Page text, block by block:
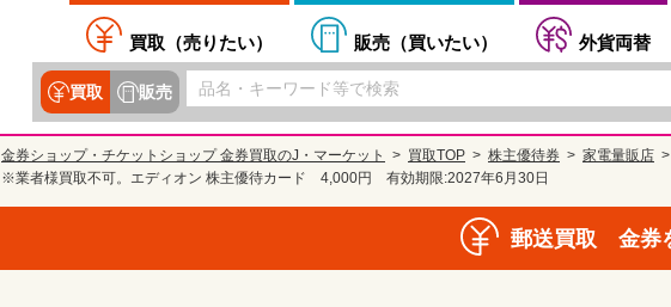
買取（売りたい） 販売（買いたい） 外貨両替
買取 販売
金券ショップ・チケットショップ 金券買取のJ・マーケット 買取TOP 株主優待券 家電量販店
※業者様買取不可。エディオン 株主優待カード 4,000円 有効期限:2027年6月30日
郵送買取 金券